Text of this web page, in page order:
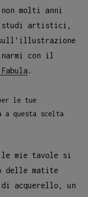
molti anni
studi artistici,
con il
.
le tue
a questa scelta
mie tavole si
delle matite
acquerello, un